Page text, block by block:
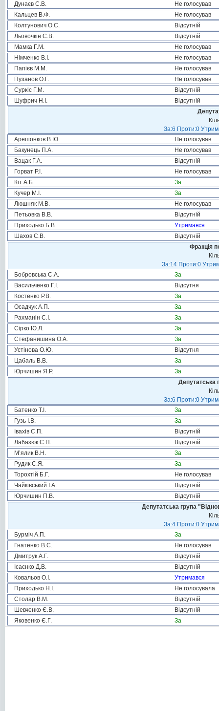
Дунаєв С.В.
Не голосував
Кальцев В.Ф.
Не голосував
Колтунович О.С.
Відсутній
Льовочкін С.В.
Відсутній
Мамка Г.М.
Не голосував
Німченко В.І.
Не голосував
Папієв М.М.
Не голосував
Пузанов О.Г.
Не голосував
Суркіс Г.М.
Відсутній
Шуфрич Н.І.
Відсутній
За:6 Проти:0
Арешонков В.Ю.
Не голосував
Бакунець П.А.
Не голосував
Вацак Г.А.
Відсутній
Горват Р.І.
Не голосував
Кіт А.Б.
За
Кучер М.І.
За
Люшняк М.В.
Не голосував
Петьовка В.В.
Відсутній
Приходько Б.В.
Утримався
Шахов С.В.
Відсутній
Фракція
За:14 Проти:0
Бобровська С.А.
За
Васильченко Г.І.
Відсутня
Костенко Р.В.
За
Осадчук А.П.
За
Рахманін С.І.
За
Сірко Ю.Л.
За
Стефанишина О.А.
За
Устінова О.Ю.
Відсутня
Цабаль В.В.
За
Юрчишин Я.Р.
За
Депутатська
За:6 Проти:0
Батенко Т.І.
За
Гузь І.В.
За
Івахів С.П.
Відсутній
Лабазюк С.П.
Відсутній
М’ялик В.Н.
За
Рудик С.Я.
За
Торохтій Б.Г.
Не голосував
Чайківський І.А.
Відсутній
Юрчишин П.В.
Відсутній
Депутатська група
За:4 Проти:0
Бурміч А.П.
За
Гнатенко В.С.
Не голосував
Дмитрук А.Г.
Відсутній
Ісаєнко Д.В.
Відсутній
Ковальов О.І.
Утримався
Приходько Н.І.
Не голосувала
Столар В.М.
Відсутній
Шевченко Є.В.
Відсутній
Яковенко Є.Г.
За